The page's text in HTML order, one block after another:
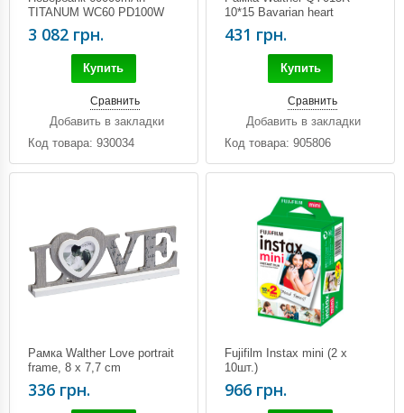
TITANUM WC60 PD100W
Black
3 082 грн.
Купить
Сравнить
Добавить в закладки
Код товара: 930034
10*15 Bavarian heart
431 грн.
Купить
Сравнить
Добавить в закладки
Код товара: 905806
Рамка Walther Love portrait
frame, 8 x 7,7 cm
336 грн.
Fujifilm Instax mini (2 х
10шт.)
966 грн.